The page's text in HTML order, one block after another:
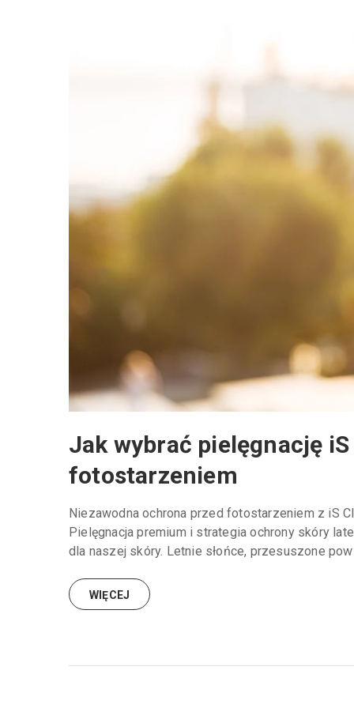
Jak wybrać pielęgnację
fotostarzeniem
Niezawodna ochrona przed fotostarzeniem z iS
Pielęgnacja premium i strategia ochrony skóry
dla naszej skóry. Letnie słońce, przesuszone
WIĘCEJ